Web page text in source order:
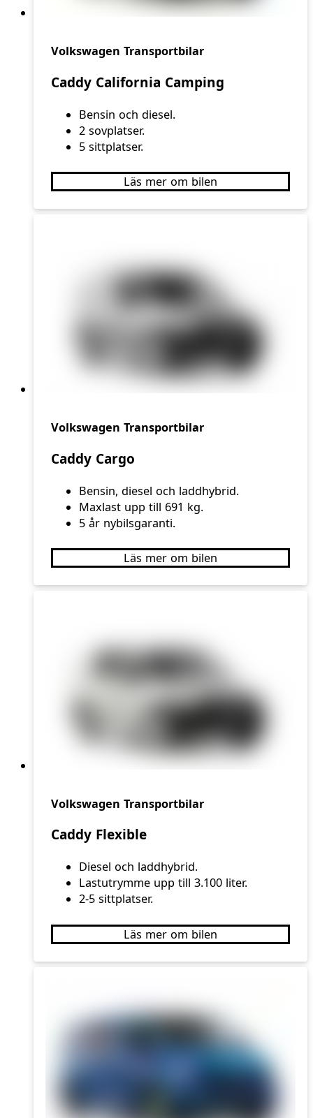
Volkswagen Transportbilar
Caddy California Camping
Bensin och diesel.
2 sovplatser.
5 sittplatser.
Läs mer om bilen
Volkswagen Transportbilar
Caddy Cargo
Bensin, diesel och laddhybrid.
Maxlast upp till 691 kg.
5 år nybilsgaranti.
Läs mer om bilen
Volkswagen Transportbilar
Caddy Flexible
Diesel och laddhybrid.
Lastutrymme upp till 3.100 liter.
2-5 sittplatser.
Läs mer om bilen